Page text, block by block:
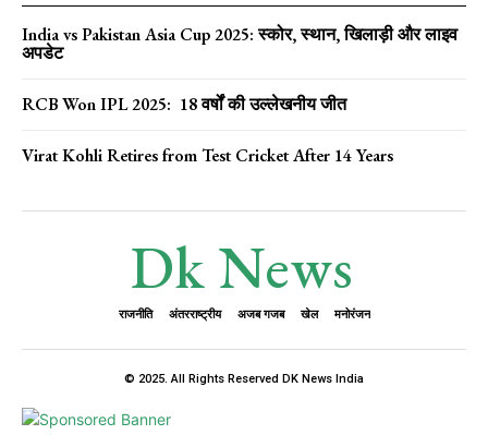
India vs Pakistan Asia Cup 2025: स्कोर, स्थान, खिलाड़ी और लाइव
अपडेट
RCB Won IPL 2025: 18 वर्षों की उल्लेखनीय जीत
Virat Kohli Retires from Test Cricket After 14 Years
Dk News
राजनीति अंतरराष्ट्रीय अजब गजब खेल मनोरंजन
© 2025. All Rights Reserved DK News India